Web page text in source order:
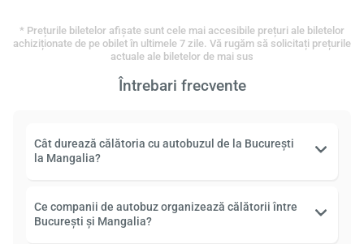
* Prețurile biletelor afișate sunt cele mai accesibile prețuri ale biletelor
achiziționate de pe obilet în ultimele 7 zile. Vă rugăm să solicitați prețurile
actuale ale biletelor de mai sus
Întrebari frecvente
Cât durează călătoria cu autobuzul de la București
la Mangalia?
Ce companii de autobuz organizează călătorii între
București și Mangalia?